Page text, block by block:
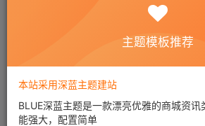
资，本轮融资由普洛斯、德邦物流领投
银行、民生银行、招商银行、宝象金服
薪媒体9月7日最新消息，国内互联网
主题模板推荐
本站采用深蓝主题建站
BLUE深蓝主题是一款漂亮优雅的商城资
能强大，配置简单